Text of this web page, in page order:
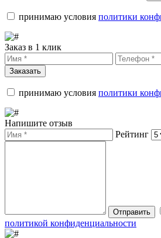
принимаю условия политики
Заказ в 1 клик
Заказать
принимаю условия политики
Напишите отзыв
Рейтинг
Отправить
политикой конфиденциальности